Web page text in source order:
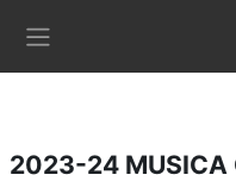
Ves al contingut principal
2023-24 MUSICA